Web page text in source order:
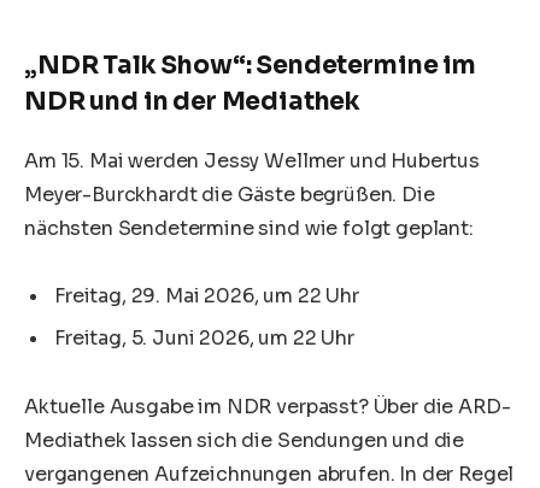
„NDR Talk Show“: Sendetermine im
NDR und in der Mediathek
Am 15. Mai werden Jessy Wellmer und Hubertus
Meyer-Burckhardt die Gäste begrüßen. Die
nächsten Sendetermine sind wie folgt geplant:
Freitag, 29. Mai 2026, um 22 Uhr
Freitag, 5. Juni 2026, um 22 Uhr
Aktuelle Ausgabe im NDR verpasst? Über die ARD-
Mediathek lassen sich die Sendungen und die
vergangenen Aufzeichnungen abrufen. In der Regel